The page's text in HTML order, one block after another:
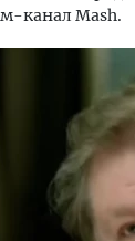
канал Mash.